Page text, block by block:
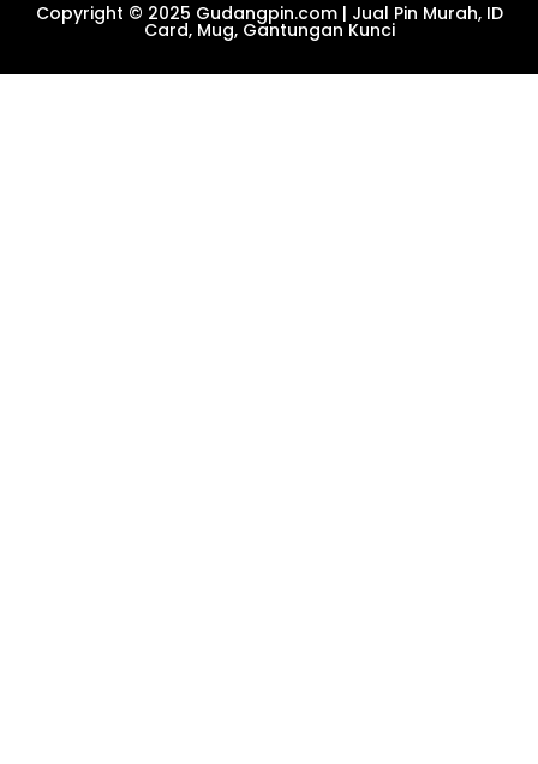
Copyright © 2025 Gudangpin.com | Jual Pin Murah, ID
Card, Mug, Gantungan Kunci